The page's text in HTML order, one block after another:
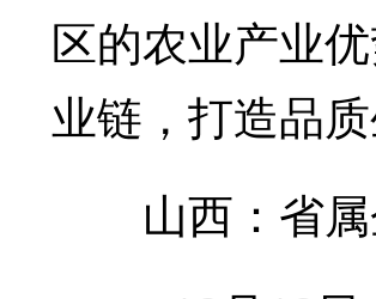
区的农业产业
业链，打造品质
山西：省属